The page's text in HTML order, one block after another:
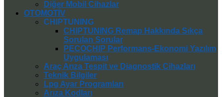
Diğer Mobil Cihazlar
OTOMOTİV
CHIPTUNING
CHIPTUNING Remap Hakkında Sıkça
Sorulan Sorular
PECOCHIP Performans-Ekonomi Yazılım
Uygulaması
Araç Arıza Tespit ve Diagnostik Cihazları
Teknik Bilgiler
Lpg Ayar Programları
Arıza Kodları